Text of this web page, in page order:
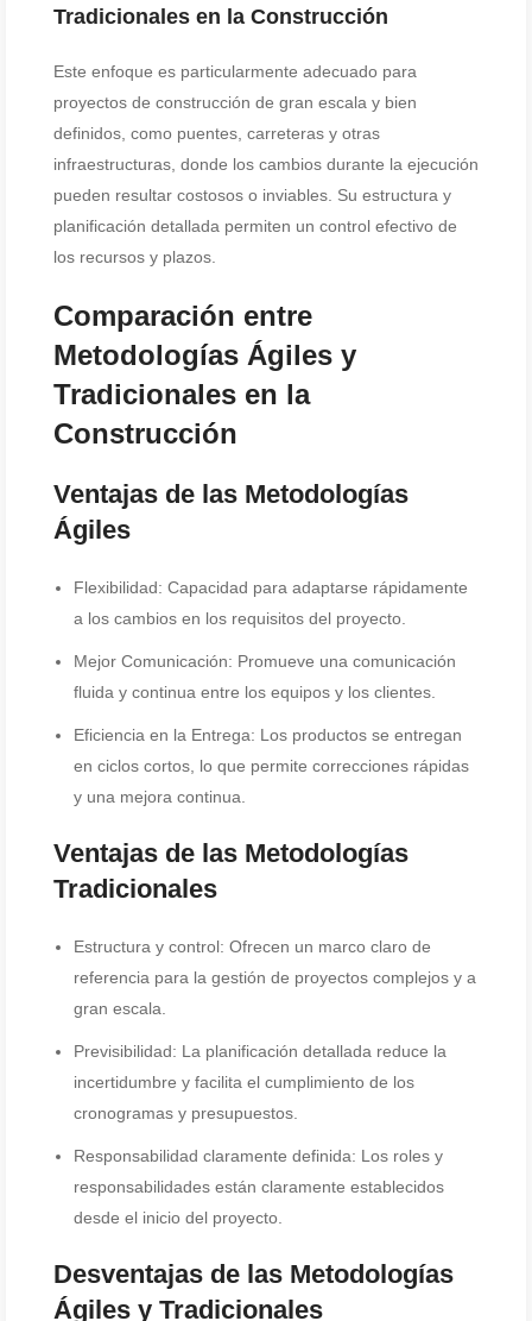
Tradicionales en la Construcción
Este enfoque es particularmente adecuado para
proyectos de construcción de gran escala y bien
definidos, como puentes, carreteras y otras
infraestructuras, donde los cambios durante la ejecución
pueden resultar costosos o inviables. Su estructura y
planificación detallada permiten un control efectivo de
los recursos y plazos.
Comparación entre
Metodologías Ágiles y
Tradicionales en la
Construcción
Ventajas de las Metodologías
Ágiles
Flexibilidad: Capacidad para adaptarse rápidamente
a los cambios en los requisitos del proyecto.
Mejor Comunicación: Promueve una comunicación
fluida y continua entre los equipos y los clientes.
Eficiencia en la Entrega: Los productos se entregan
en ciclos cortos, lo que permite correcciones rápidas
y una mejora continua.
Ventajas de las Metodologías
Tradicionales
Estructura y control: Ofrecen un marco claro de
referencia para la gestión de proyectos complejos y a
gran escala.
Previsibilidad: La planificación detallada reduce la
incertidumbre y facilita el cumplimiento de los
cronogramas y presupuestos.
Responsabilidad claramente definida: Los roles y
responsabilidades están claramente establecidos
desde el inicio del proyecto.
Desventajas de las Metodologías
Ágiles y Tradicionales